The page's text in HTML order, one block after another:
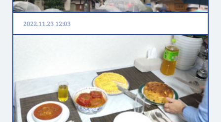
京都文化体験ツアー
ウクライナの方を連れて京都文化体験ツアーを行いまし
た。出発前に概要を説明して清見水寺と金閣寺を参拝し
ました。
2022.11.23 12:03